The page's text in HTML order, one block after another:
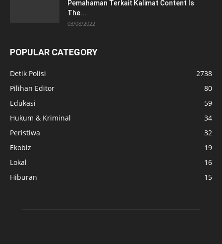
Pemahaman Terkait Kalimat Content Is
The...
03/08/2022
POPULAR CATEGORY
Detik Polisi
2738
Pilihan Editor
80
Edukasi
59
Hukum & Kriminal
34
Peristiwa
32
Ekobiz
19
Lokal
16
Hiburan
15